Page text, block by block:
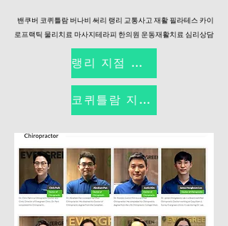
밴쿠버 코퀴틀람 버나비 써리 랭리 교통사고 재활 필라테스 카이
로프랙틱 물리치료 마사지테라피 한의원 운동재활치료 심리상담
랭리 지점 예약하기
코퀴틀람 지점 예약하기